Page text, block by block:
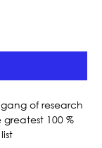
of research
100 %